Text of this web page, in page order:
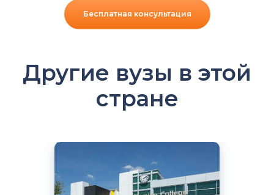
Бесплатная консультация
Другие вузы в этой
стране
Английский
Государственный